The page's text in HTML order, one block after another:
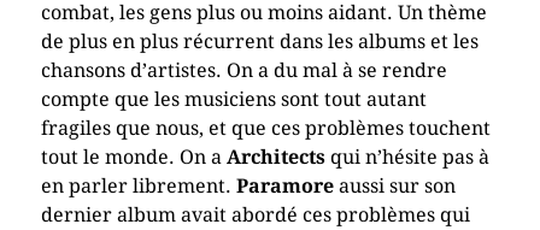
combat, les gens plus ou moins aidant. Un thème
de plus en plus récurrent dans les albums et les
chansons d’artistes. On a du mal à se rendre
compte que les musiciens sont tout autant
fragiles que nous, et que ces problèmes touchent
tout le monde. On a Architectsqui n’hésite pas à
en parler librement. Paramoreaussi sur son
dernier album avait abordé ces problèmes qui